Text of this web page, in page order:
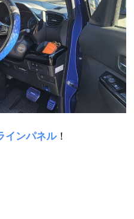
インパネル！